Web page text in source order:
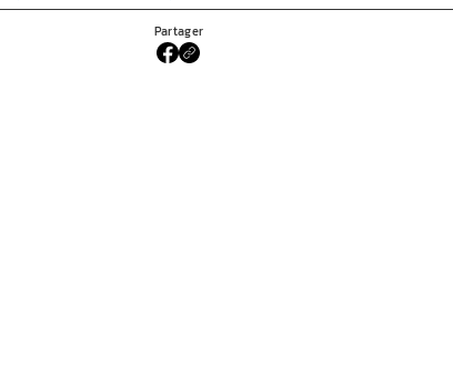
Partager